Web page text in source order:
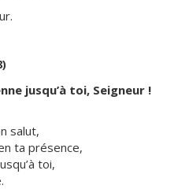
jusqu’à toi, Seigneur !
salut,
ta présence,
toi,